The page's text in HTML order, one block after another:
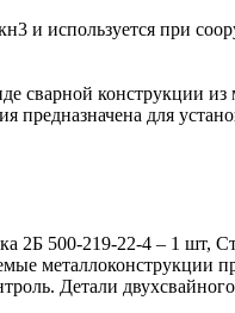
и используется при
конструкции из
предназначена для
2Б 500-219-22-4 – 1
металлоконструкции
Детали